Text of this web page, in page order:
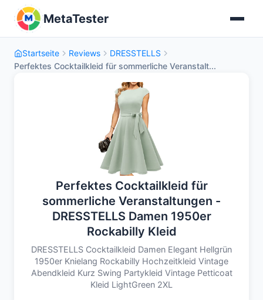
MetaTester
Startseite Reviews
DRESSTELLS
Perfektes Cocktailkleid für sommerliche Veranstalt...
Perfektes Cocktailkleid für
sommerliche Veranstaltungen -
DRESSTELLS Damen 1950er
Rockabilly Kleid
DRESSTELLS Cocktailkleid Damen Elegant Hellgrün
1950er Knielang Rockabilly Hochzeitkleid Vintage
Abendkleid Kurz Swing Partykleid Vintage Petticoat
Kleid LightGreen 2XL